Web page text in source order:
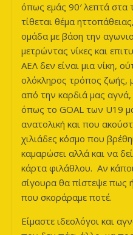
όπως εμάς 90′ λεπτά στα
τίθεται θέμα
ομάδα με βάση την
μετρώντας νίκες και
ΑΕΛ δεν είναι μια νίκη,
ολόκληρος τρόπος ζωής,
από την καρδιά μας
όπως το GOAL των U19
ανατολική και που
χιλιάδες κόσμο που
καμαρώσει αλλά και να
κάρτα φιλάθλου. Αν
σίγουρα θα πίστεψε πως
που σκοράραμε ποτέ.
Είμαστε ιδεολόγοι και